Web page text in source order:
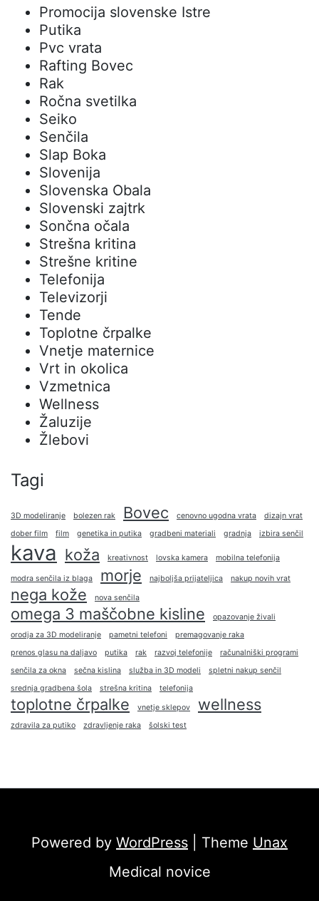
Promocija slovenske Istre
Putika
Pvc vrata
Rafting Bovec
Rak
Ročna svetilka
Seiko
Senčila
Slap Boka
Slovenija
Slovenska Obala
Slovenski zajtrk
Sončna očala
Strešna kritina
Strešne kritine
Telefonija
Televizorji
Tende
Toplotne črpalke
Vnetje maternice
Vrt in okolica
Vzmetnica
Wellness
Žaluzije
Žlebovi
Tagi
3D modeliranje bolezen rak Bovec cenovno ugodna vrata
dizajn vrat
dober film
film genetika in putika gradbeni materiali gradnja izbira senčil
kava koža kreativnost lovska kamera mobilna telefonija
modra senčila iz blaga morje najboljša prijateljica nakup novih vrat
nega kože nova senčila
omega 3 maščobne kisline
opazovanje živali
orodja za 3D modeliranje
pametni telefoni
premagovanje raka
prenos glasu na daljavo
putika rak razvoj telefonije
računalniški programi
senčila za okna
sečna kislina služba in 3D modeli
spletni nakup senčil
srednja gradbena šola
strešna kritina telefonija
toplotne črpalke vnetje sklepov wellness
zdravila za putiko zdravljenje raka šolski test
Powered by WordPress | Theme Unax
Medical novice